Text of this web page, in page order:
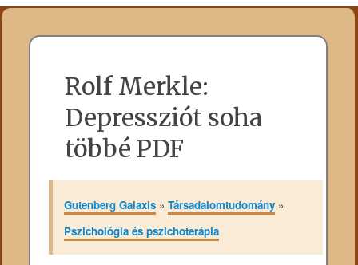
Rolf Merkle:
Depressziót ​soha
többé PDF
Gutenberg Galaxis» Társadalomtudomány»
Pszichológia és pszichoterápia